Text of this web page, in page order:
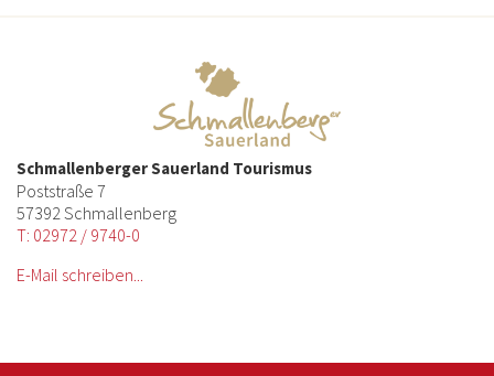
Schmallenberger Sauerland Tourismus
Poststraße 7
57392 Schmallenberg
T: 02972 / 9740-0
E-Mail schreiben...